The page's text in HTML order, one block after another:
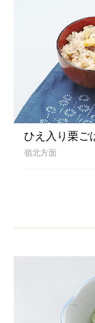
ひえ入り栗ご
嶺北方面